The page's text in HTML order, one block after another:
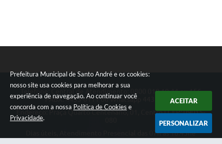
Prefeitura Municipal de Santo André e os cookies:
nosso site usa cookies para melhorar a sua
experiência de navegação. Ao continuar você
concorda com a nossa Política de Cookies e
Privacidade.
ACEITAR
PERSONALIZAR
Telefone: Central de Atendimento: 0800 019 19 44 ou 156
PABX: 4433-0111 ou Whatsapp 4433-0123
Endereço: Praça Quarto Centenário, 01, Centro | CEP: 09015-
Dias úteis, Atendimento Presencial das 07h as 18:45he